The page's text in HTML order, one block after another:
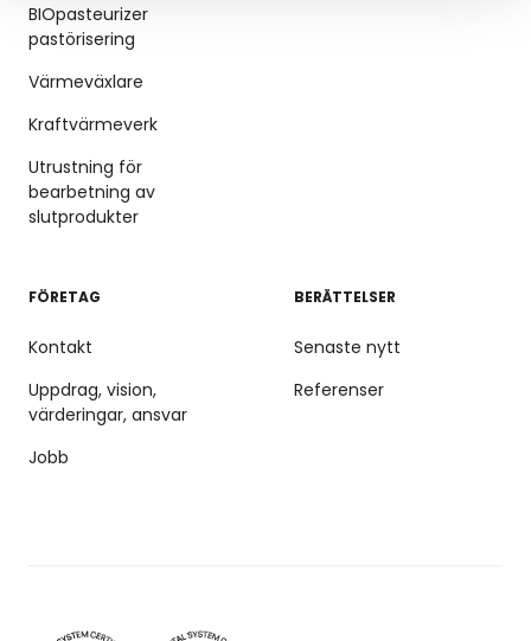
BIOpasteurizer
pastörisering
Värmeväxlare
Kraftvärmeverk
Utrustning för
bearbetning av
slutprodukter
FÖRETAG
Kontakt
Uppdrag, vision,
värderingar, ansvar
Jobb
BERÄTTELSER
Senaste nytt
Referenser